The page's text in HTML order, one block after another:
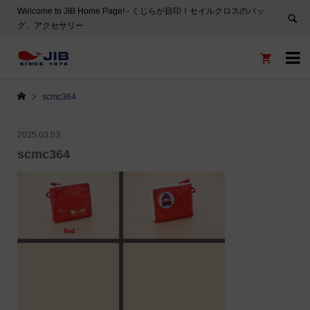
Welcome to JIB Home Page! ‐ くじらが目印！セイルクロスのバッ
グ、アクセサリー


scmc364
2025.03.03
scmc364